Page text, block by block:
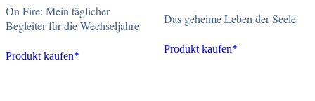
On Fire: Mein täglicher
Begleiter für die Wechseljahre
Produkt kaufen*
Das geheime Leben der Seele
Produkt kaufen*